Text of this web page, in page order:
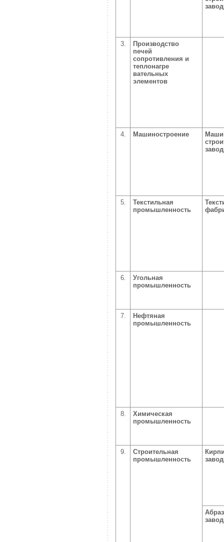
3.
Производство
печей
сопротивления и
теплонагре
вательных
элементов
4. Машиностроение
5.
Текстильная
промышленность
6.
Угольная
промышленность
7.
Нефтяная
промышленность
8.
Химическая
промышленность
9.
Строительная
промышленность